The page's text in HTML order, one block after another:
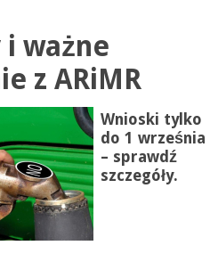
i ważne
z ARiMR
Wnioski tylko
do 1 września
– sprawdź
szczegóły.